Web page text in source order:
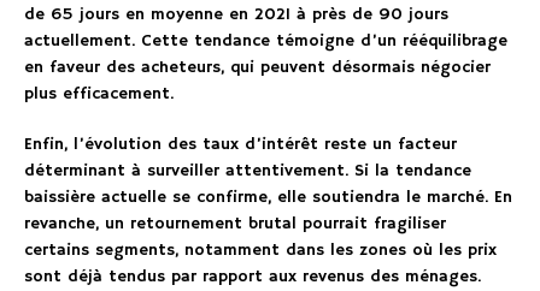
de 65 jours en moyenne en 2021 à près de 90 jours
actuellement. Cette tendance témoigne d’un rééquilibrage
en faveur des acheteurs, qui peuvent désormais négocier
plus efficacement.
Enfin, l’évolution des taux d’intérêt reste un facteur
déterminant à surveiller attentivement. Si la tendance
baissière actuelle se confirme, elle soutiendra le marché. En
revanche, un retournement brutal pourrait fragiliser
certains segments, notamment dans les zones où les prix
sont déjà tendus par rapport aux revenus des ménages.